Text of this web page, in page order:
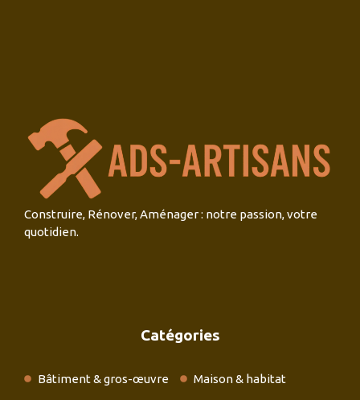
Construire, Rénover, Aménager : notre passion, votre
quotidien.
Catégories
Bâtiment & gros-œuvre Maison & habitat